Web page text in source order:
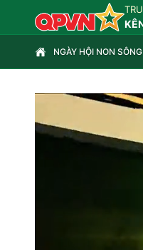
NGÀY HỘI NON SÔNG